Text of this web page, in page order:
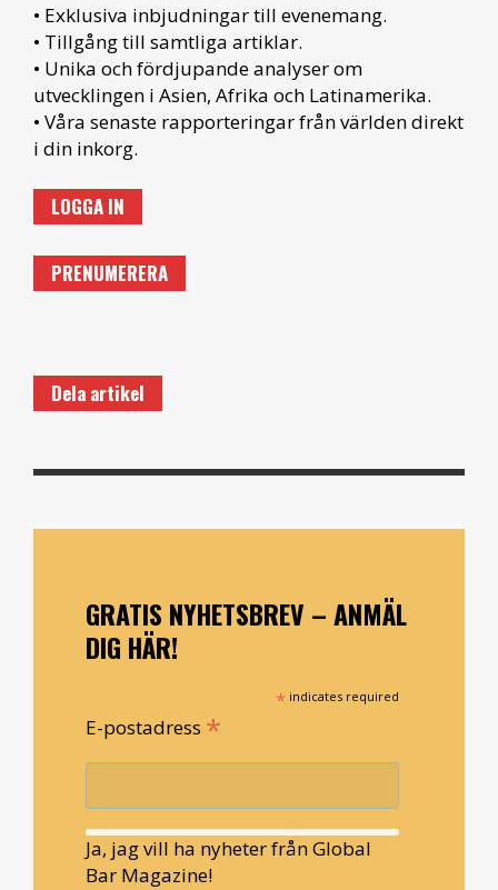
• Exklusiva inbjudningar till evenemang.
• Tillgång till samtliga artiklar.
• Unika och fördjupande analyser om
utvecklingen i Asien, Afrika och Latinamerika.
• Våra senaste rapporteringar från världen direkt
i din inkorg.
LOGGA IN
PRENUMERERA
Dela artikel
GRATIS NYHETSBREV – ANMÄL
DIG HÄR!
* indicates required
E-postadress *
Ja, jag vill ha nyheter från Global
Bar Magazine!